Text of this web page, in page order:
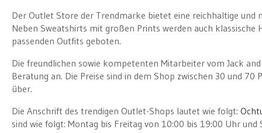
Der Outlet Store der Trendmarke bietet eine reichhaltige und
Neben Sweatshirts mit großen Prints werden auch
passenden Outfits geboten.
Die freundlichen sowie kompetenten Mitarbeiter vom Jack
Beratung an. Die Preise sind in dem Shop zwischen 30 und
über.
Die Anschrift des trendigen Outlet-Shops lautet wie folgt:
sind wie folgt: Montag bis Freitag von 10:00 bis 19:00 Uhr